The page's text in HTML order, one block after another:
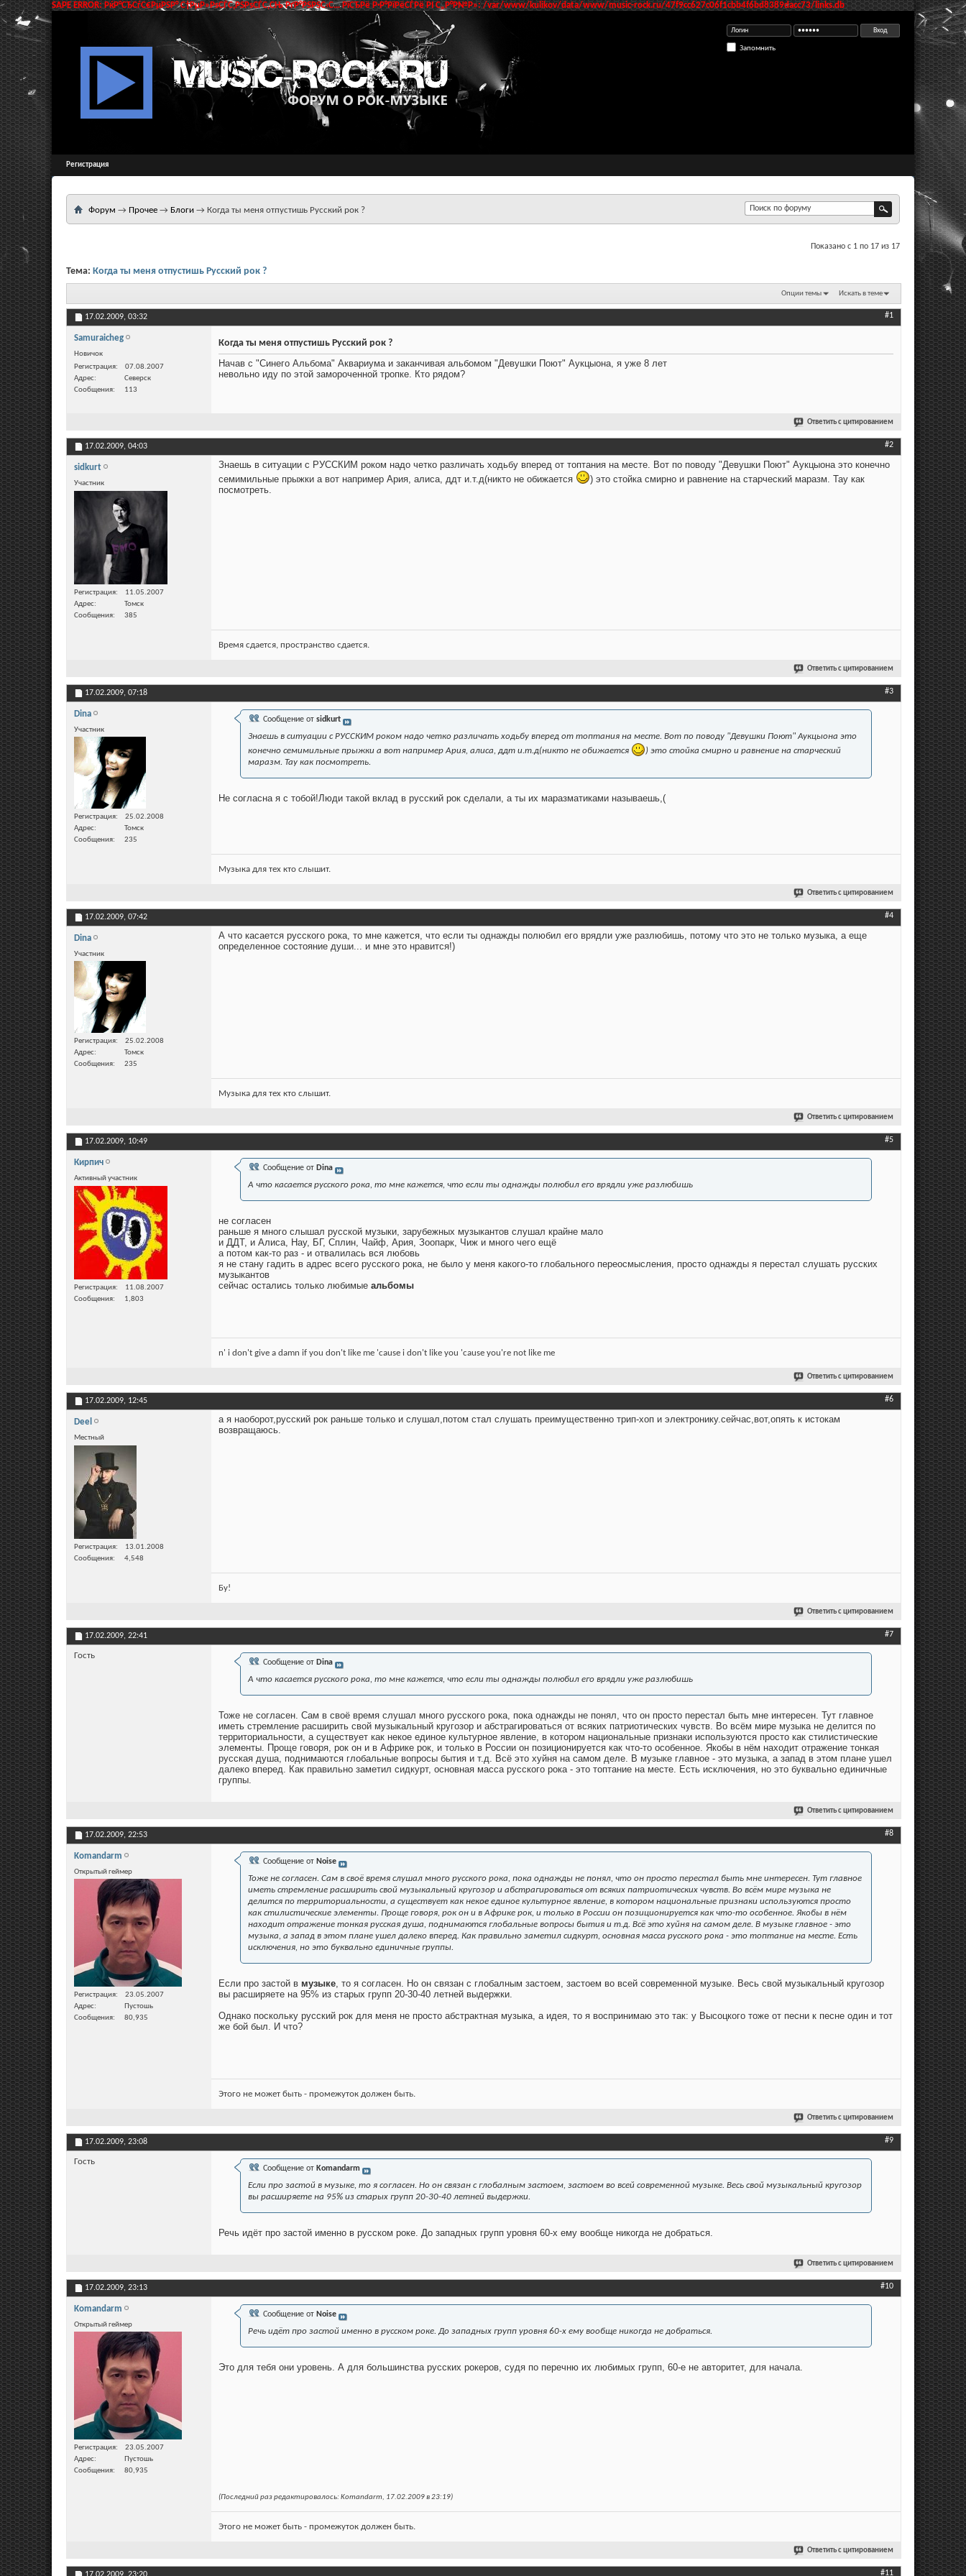
SAPE ERROR: РќР°СЂСѓС€РµРЅР° С†РµР»РѕСЃС‚РЅРѕСЃС‚СЊ РґР°РЅРЅС‹С… РїСЂРё Р·Р°РїРёСЃРё РІ С„Р°Р№Р»: /var/www/kulikov/data/www/music-rock.ru/47f9cc627c06f1cbb4f6bd8389dacc73/links.db
Запомнить
Регистрация
Форум → Прочее → Блоги → Когда ты меня отпустишь Русский рок ?
Показано с 1 по 17 из 17
Тема: Когда ты меня отпустишь Русский рок ?
Опции темы Искать в теме
17.02.2009, 03:32 #1
Samuraicheg
Новичок
Регистрация
07.08.2007
Адрес
Северск
Сообщения
113
Когда ты меня отпустишь Русский рок ?
Начав с "Синего Альбома" Аквариума и заканчивая альбомом "Девушки Поют" Аукцыона, я уже 8 лет
невольно иду по этой замороченной тропке. Кто рядом?
Ответить с цитированием
17.02.2009, 04:03 #2
sidkurt
Участник
Регистрация
11.05.2007
Адрес
Томск
Сообщения
385
Знаешь в ситуации с РУССКИМ роком надо четко различать ходьбу вперед от топтания на месте. Вот по поводу "Девушки Поют" Аукцыона это конечно
семимильные прыжки а вот например Ария, алиса, ддт и.т.д(никто не обижается
) это стойка смирно и равнение на старческий маразм. Тау как
посмотреть.
Время сдается, пространство сдается.
Ответить с цитированием
17.02.2009, 07:18 #3
Dina
Участник
Регистрация
25.02.2008
Адрес
Томск
Сообщения
235
Сообщение от sidkurt
Знаешь в ситуации с РУССКИМ роком надо четко различать ходьбу вперед от топтания на месте. Вот по поводу "Девушки Поют" Аукцыона это
конечно семимильные прыжки а вот например Ария, алиса, ддт и.т.д(никто не обижается
) это стойка смирно и равнение на старческий
маразм. Тау как посмотреть.
Не согласна я с тобой!Люди такой вклад в русский рок сделали, а ты их маразматиками называешь,(
Музыка для тех кто слышит.
Ответить с цитированием
17.02.2009, 07:42 #4
Dina
Участник
Регистрация
25.02.2008
Адрес
Томск
Сообщения
235
А что касается русского рока, то мне кажется, что если ты однажды полюбил его врядли уже разлюбишь, потому что это не только музыка, а еще
определенное состояние души... и мне это нравится!)
Музыка для тех кто слышит.
Ответить с цитированием
17.02.2009, 10:49 #5
Кирпич
Активный участник
Регистрация
11.08.2007
Сообщения
1,803
Сообщение от Dina
А что касается русского рока, то мне кажется, что если ты однажды полюбил его врядли уже разлюбишь
не согласен
раньше я много слышал русской музыки, зарубежных музыкантов слушал крайне мало
и ДДТ, и Алиса, Нау, БГ, Сплин, Чайф, Ария, Зоопарк, Чиж и много чего ещё
а потом как-то раз - и отвалилась вся любовь
я не стану гадить в адрес всего русского рока, не было у меня какого-то глобального переосмысления, просто однажды я перестал слушать русских
музыкантов
сейчас остались только любимые альбомы
n' i don't give a damn if you don't like me 'cause i don't like you 'cause you're not like me
Ответить с цитированием
17.02.2009, 12:45 #6
Deel
Местный
Регистрация
13.01.2008
Сообщения
4,548
а я наоборот,русский рок раньше только и слушал,потом стал слушать преимущественно трип-хоп и электронику.сейчас,вот,опять к истокам
возвращаюсь.
Бу!
Ответить с цитированием
17.02.2009, 22:41 #7
Гость
Сообщение от Dina
А что касается русского рока, то мне кажется, что если ты однажды полюбил его врядли уже разлюбишь
Тоже не согласен. Сам в своё время слушал много русского рока, пока однажды не понял, что он просто перестал быть мне интересен. Тут главное
иметь стремление расширить свой музыкальный кругозор и абстрагироваться от всяких патриотических чувств. Во всём мире музыка не делится по
территориальности, а существует как некое единое культурное явление, в котором национальные признаки используются просто как стилистические
элементы. Проще говоря, рок он и в Африке рок, и только в России он позиционируется как что-то особенное. Якобы в нём находит отражение тонкая
русская душа, поднимаются глобальные вопросы бытия и т.д. Всё это хуйня на самом деле. В музыке главное - это музыка, а запад в этом плане ушел
далеко вперед. Как правильно заметил сидкурт, основная масса русского рока - это топтание на месте. Есть исключения, но это буквально единичные
группы.
Ответить с цитированием
17.02.2009, 22:53 #8
Komandarm
Открытый геймер
Регистрация
23.05.2007
Адрес
Пустошь
Сообщения
80,935
Сообщение от Noise
Тоже не согласен. Сам в своё время слушал много русского рока, пока однажды не понял, что он просто перестал быть мне интересен. Тут главное
иметь стремление расширить свой музыкальный кругозор и абстрагироваться от всяких патриотических чувств. Во всём мире музыка не
делится по территориальности, а существует как некое единое культурное явление, в котором национальные признаки используются просто
как стилистические элементы. Проще говоря, рок он и в Африке рок, и только в России он позиционируется как что-то особенное. Якобы в нём
находит отражение тонкая русская душа, поднимаются глобальные вопросы бытия и т.д. Всё это хуйня на самом деле. В музыке главное - это
музыка, а запад в этом плане ушел далеко вперед. Как правильно заметил сидкурт, основная масса русского рока - это топтание на месте. Есть
исключения, но это буквально единичные группы.
Если про застой в музыке , то я согласен. Но он связан с глобалным застоем, застоем во всей современной музыке. Весь свой музыкальный кругозор
вы расширяете на 95% из старых групп 20-30-40 летней выдержки.
Однако поскольку русский рок для меня не просто абстрактная музыка, а идея, то я воспринимаю это так: у Высоцкого тоже от песни к песне один и тот
же бой был. И что?
Этого не может быть - промежуток должен быть.
Ответить с цитированием
17.02.2009, 23:08 #9
Гость
Сообщение от Komandarm
Если про застой в музыке, то я согласен. Но он связан с глобалным застоем, застоем во всей современной музыке. Весь свой музыкальный кругозор
вы расширяете на 95% из старых групп 20-30-40 летней выдержки.
Речь идёт про застой именно в русском роке. До западных групп уровня 60-х ему вообще никогда не добраться.
Ответить с цитированием
17.02.2009, 23:13 #10
Komandarm
Открытый геймер
Регистрация
23.05.2007
Адрес
Пустошь
Сообщения
80,935
Сообщение от Noise
Речь идёт про застой именно в русском роке. До западных групп уровня 60-х ему вообще никогда не добраться.
Это для тебя они уровень. А для большинства русских рокеров, судя по перечню их любимых групп, 60-е не авторитет, для начала.
(Последний раз редактировалось: Komandarm, 17.02.2009 в 23:19)
Этого не может быть - промежуток должен быть.
Ответить с цитированием
#11